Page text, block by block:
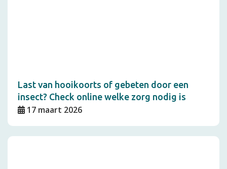
Last van hooikoorts of gebeten door een
insect? Check online welke zorg nodig is
17 maart 2026